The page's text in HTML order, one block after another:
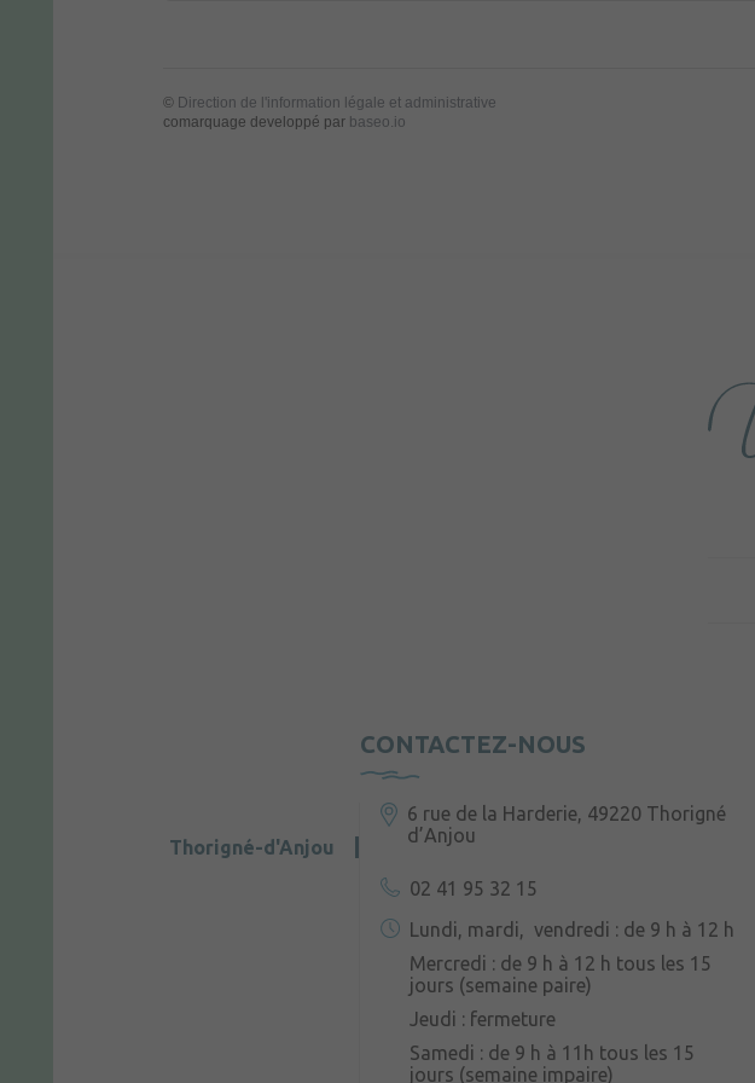
© Direction de l'information légale et administrative
comarquage developpé par baseo.io
CONTACTEZ-NOUS
Thorigné-d'Anjou
6 rue de la Harderie, 49220 Thorigné
d’Anjou
02 41 95 32 15
Lundi, mardi, vendredi : de 9 h à 12 h
Mercredi : de 9 h à 12 h tous les 15
jours (semaine paire)
Jeudi : fermeture
Samedi : de 9 h à 11h tous les 15
jours (semaine impaire)